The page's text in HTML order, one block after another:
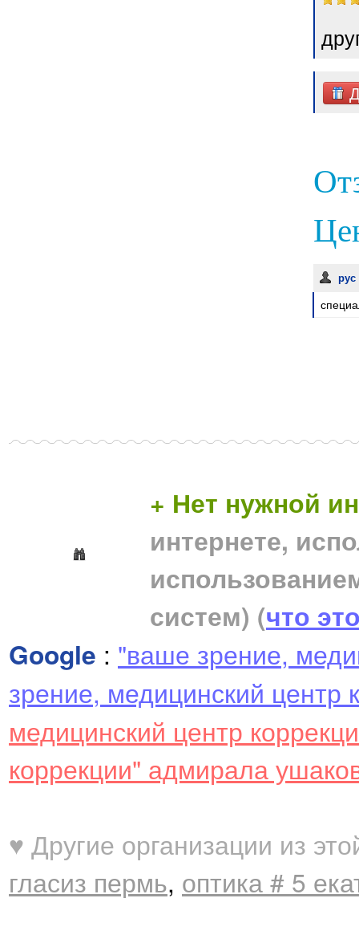
+ Нет нужной
интернете,
систем) (что
Google : "ваше зрение,
зрение, медицинский центр
медицинский центр
коррекции" адмирала
♥ Другие организации из
гласиз пермь, оптика # 5